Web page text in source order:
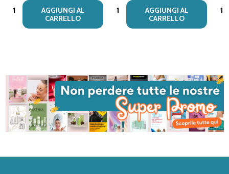
Quantità:
AGGIUNGI AL
CARRELLO
Quantità:
AGGIUNGI AL
CARRELLO